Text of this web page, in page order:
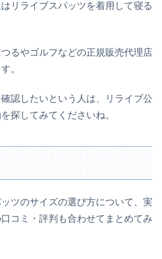
リライブスパッツを着用して寝る
るやゴルフなどの正規販売代理店
。
認したいという人は、リライブ公
探してみてくださいね。
ツのサイズの選び方について、実
コミ・評判も合わせてまとめてみ